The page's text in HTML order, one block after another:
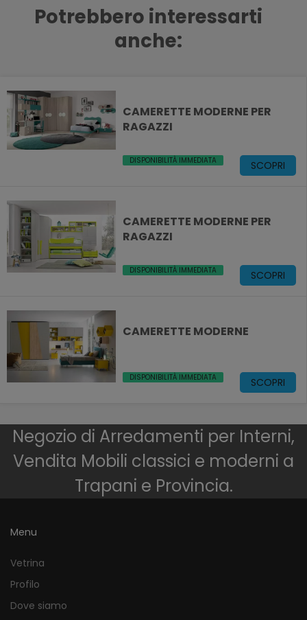
Potrebbero interessarti
anche:
CAMERETTE MODERNE PER
RAGAZZI
DISPONIBILITÀ IMMEDIATA SCOPRI
CAMERETTE MODERNE PER
RAGAZZI
DISPONIBILITÀ IMMEDIATA SCOPRI
CAMERETTE MODERNE
DISPONIBILITÀ IMMEDIATA SCOPRI
Negozio di Arredamenti per Interni,
Vendita Mobili classici e moderni a
Trapani e Provincia.
Menu
Vetrina
Profilo
Dove siamo